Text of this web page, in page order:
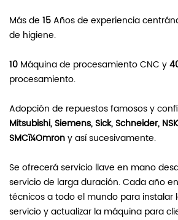
Más de 15Años de experiencia
de higiene.
10 Máquina de procesamiento CNC y
procesamiento.
Adopción de repuestos famosos y
Mitsubishi, Siemens, Sick, Schneider, NSK/
SMCï¼Omrony así sucesivamente.
Se ofrecerá servicio llave en mano
servicio de larga duración. Cada año
técnicos a todo el mundo para instalar
servicio y actualizar la máquina para